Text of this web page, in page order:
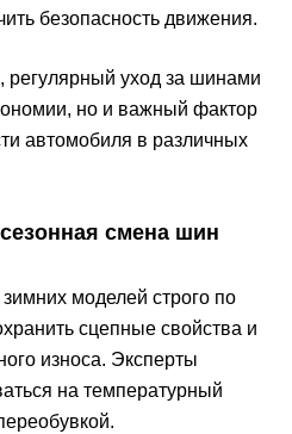
безопасность движения.
регулярный уход за шинами
но и важный фактор
автомобиля в различных
смена шин
моделей строго по
сцепные свойства и
износа. Эксперты
на температурный